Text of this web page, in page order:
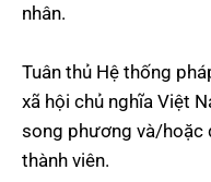
nhân.
Tuân thủ Hệ thống
xã hội chủ nghĩa Việt
song phương và/hoặc
thành viên.